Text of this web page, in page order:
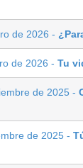
de 2026 -
de 2026 - Tu
de 2025 -
de 2025 -